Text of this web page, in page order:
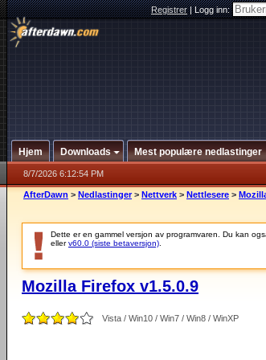
Registrer|Logg inn:
Hjem Downloads Mest populære nedlastinger
8/7/2026 6:12:54 PM
AfterDawn > Nedlastinger > Nettverk > Nettlesere >
Dette er en gammel versjon av programvaren. Du kan
ellerv60.0 (siste betaversjon)
Mozilla Firefox v1.5.0.9
Vista / Win10 / Win7 / Win8 / WinXP